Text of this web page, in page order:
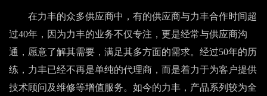
在力丰的众多供应商中，有的供应商与力丰合作时间超
过40年，因为力丰的业务不仅专注，更是经常与供应商沟
通，愿意了解其需要，满足其多方面的需求。经过50年的历
练，力丰已经不再是单纯的代理商，而是着力于为客户提供
技术顾问及维修等增值服务。如今的力丰，产品系列较为全